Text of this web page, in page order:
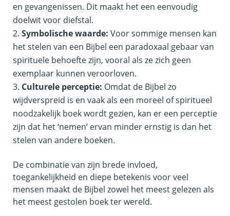
en gevangenissen. Dit maakt het een eenvoudig
doelwit voor diefstal.
Symbolische waarde: Voor sommige mensen kan
het stelen van een Bijbel een paradoxaal gebaar van
spirituele behoefte zijn, vooral als ze zich geen
exemplaar kunnen veroorloven.
Culturele perceptie: Omdat de Bijbel zo
wijdverspreid is en vaak als een moreel of spiritueel
noodzakelijk boek wordt gezien, kan er een perceptie
zijn dat het ‘nemen’ ervan minder ernstig is dan het
stelen van andere boeken.
De combinatie van zijn brede invloed,
toegankelijkheid en diepe betekenis voor veel
mensen maakt de Bijbel zowel het meest gelezen als
het meest gestolen boek ter wereld.